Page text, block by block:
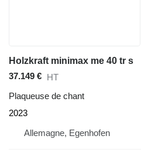
Holzkraft minimax me 40 tr s
37.149 € HT
Plaqueuse de chant
2023
Allemagne, Egenhofen